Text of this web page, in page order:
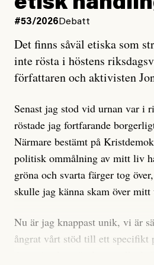
oro inom rörelsen.
Artikeln undersöker inte, som
är sant, vad som är rykten”,
ännu mer ryktesspridning. Det
misstänkta personen är en
får veta är att personen har
under åren, att den har raderat
sociala medier, att artikelns
på personens ekonomi och att
anonyma röster inom rörelsen
anses vara anledningar att titta
men ingenting av detta är
#53/2026 Debatt
Det finns såväl etiska som
inte rösta i höstens
författaren och aktivisten
Senast jag stod vid urnan var i
röstade jag fortfarande
Närmare bestämt på
politisk ommålning av mitt liv
gröna och svarta färger tog
skulle jag känna skam över mitt
Nu är jag knappast unik, vi är
ångrat vårt stöd till ett specifikt